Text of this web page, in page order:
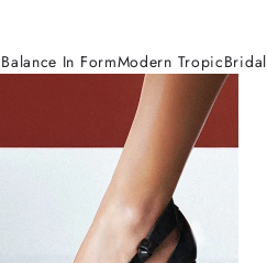
Balance In FormModern TropicBridal